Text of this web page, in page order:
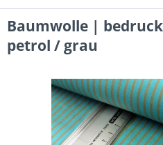
Baumwolle |
petrol / grau